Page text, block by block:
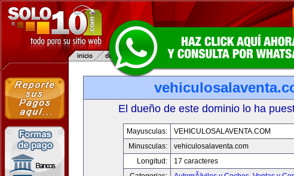
El dueño de este dominio lo ha
Mayusculas:
VEHICULOSALAVENTA.COM
Minusculas:
vehiculosalaventa.com
Longitud:
17 caracteres